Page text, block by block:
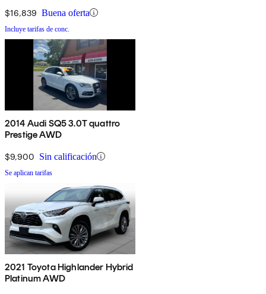
$16,839 Buena oferta
Incluye tarifas de conc.
2014 Audi SQ5 3.0T quattro
Prestige AWD
$9,900 Sin calificación
Se aplican tarifas
2021 Toyota Highlander Hybrid
Platinum AWD